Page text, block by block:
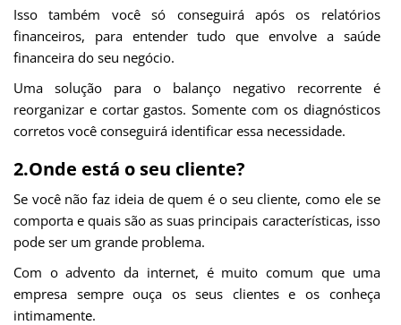
Isso também você só conseguirá após os relatórios
financeiros, para entender tudo que envolve a saúde
financeira do seu negócio.
Uma solução para o balanço negativo recorrente é
reorganizar e cortar gastos. Somente com os diagnósticos
corretos você conseguirá identificar essa necessidade.
2.Onde está o seu cliente?
Se você não faz ideia de quem é o seu cliente, como ele se
comporta e quais são as suas principais características, isso
pode ser um grande problema.
Com o advento da internet, é muito comum que uma
empresa sempre ouça os seus clientes e os conheça
intimamente.